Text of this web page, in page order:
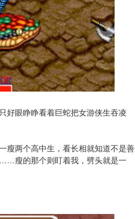
好眼睁睁看着巨蛇把女游侠生吞凌
瘦两个高中生，看长相就知道不是善
瘦的那个则盯着我，劈头就是一